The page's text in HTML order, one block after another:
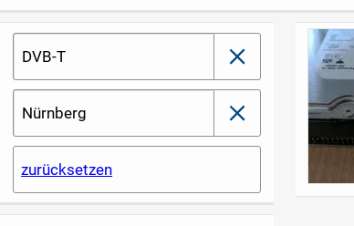
DVB-T schließen
Nürnberg schließen
zurücksetzen